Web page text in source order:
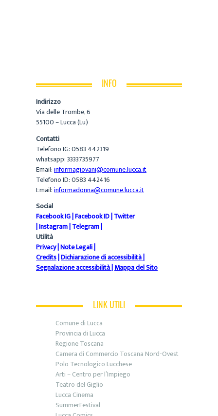
INFO
Indirizzo
Via delle Trombe, 6
55100 – Lucca (Lu)
Contatti
Telefono IG: 0583 442319
whatsapp: 3333735977
Email:informagiovani@comune.lucca.it
Telefono ID: 0583 442416
Email:informadonna@comune.lucca.it
Social
Facebook IG|Facebook ID|Twitter
|Instagram|Telegram|
Utilità
Privacy|Note Legali|
Credits|Dichiarazione di accessibilità|
Segnalazione accessibilità|Mappa del Sito
LINK UTILI
Comune di Lucca
Provincia di Lucca
Regione Toscana
Camera di Commercio Toscana Nord-Ovest
Polo Tecnologico Lucchese
Arti – Centro per l’Impiego
Teatro del Giglio
Lucca Cinema
SummerFestival